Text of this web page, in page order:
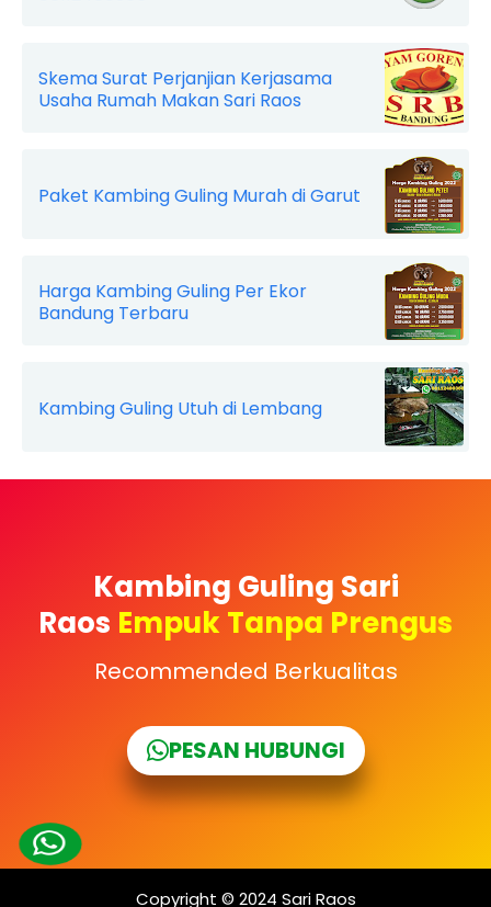
Skema Surat Perjanjian Kerjasama
Usaha Rumah Makan Sari Raos
Paket Kambing Guling Murah di Garut
Harga Kambing Guling Per Ekor
Bandung Terbaru
Kambing Guling Utuh di Lembang
Kambing Guling Sari
Raos Empuk Tanpa Prengus
Recommended Berkualitas
PESAN HUBUNGI
Copyright © 2024 Sari Raos